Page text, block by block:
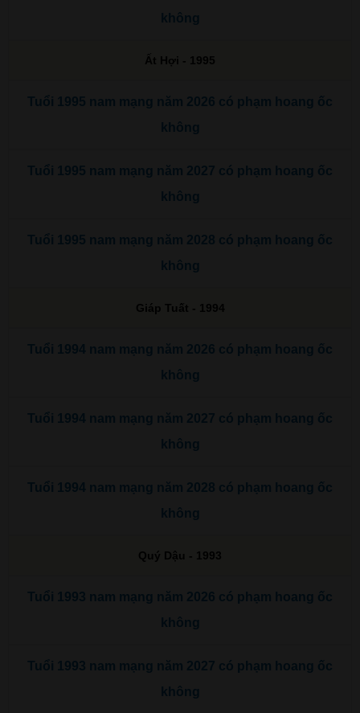
không
Ất Hợi - 1995
Tuổi 1995 nam mạng năm 2026 có phạm hoang ốc
không
Tuổi 1995 nam mạng năm 2027 có phạm hoang ốc
không
Tuổi 1995 nam mạng năm 2028 có phạm hoang ốc
không
Giáp Tuất - 1994
Tuổi 1994 nam mạng năm 2026 có phạm hoang ốc
không
Tuổi 1994 nam mạng năm 2027 có phạm hoang ốc
không
Tuổi 1994 nam mạng năm 2028 có phạm hoang ốc
không
Quý Dậu - 1993
Tuổi 1993 nam mạng năm 2026 có phạm hoang ốc
không
Tuổi 1993 nam mạng năm 2027 có phạm hoang ốc
không